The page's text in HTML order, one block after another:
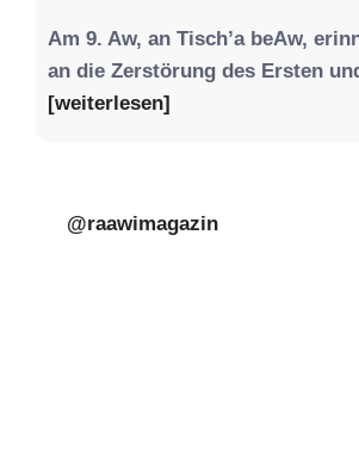
Am 9. Aw, an Tisch’a beAw,
an die Zerstörung des Ersten
[weiterlesen]
@raawimagazin